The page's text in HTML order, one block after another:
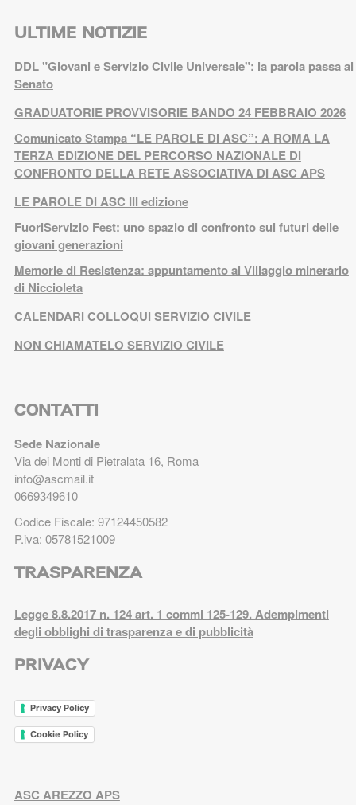
ASC AREZZO APS
ULTIME NOTIZIE
DDL "Giovani e Servizio Civile Universale": la parola passa al
Senato
GRADUATORIE PROVVISORIE BANDO 24 FEBBRAIO 2026
Comunicato Stampa “LE PAROLE DI ASC”: A ROMA LA
TERZA EDIZIONE DEL PERCORSO NAZIONALE DI
CONFRONTO DELLA RETE ASSOCIATIVA DI ASC APS
LE PAROLE DI ASC III edizione
FuoriServizio Fest: uno spazio di confronto sui futuri delle
giovani generazioni
Memorie di Resistenza: appuntamento al Villaggio minerario
di Niccioleta
CALENDARI COLLOQUI SERVIZIO CIVILE
NON CHIAMATELO SERVIZIO CIVILE
CONTATTI
Sede Nazionale
Via dei Monti di Pietralata 16, Roma
info@ascmail.it
0669349610
Codice Fiscale: 97124450582
P.iva: 05781521009
TRASPARENZA
Legge 8.8.2017 n. 124 art. 1 commi 125-129. Adempimenti
degli obblighi di trasparenza e di pubblicità
PRIVACY
Privacy Policy
Cookie Policy